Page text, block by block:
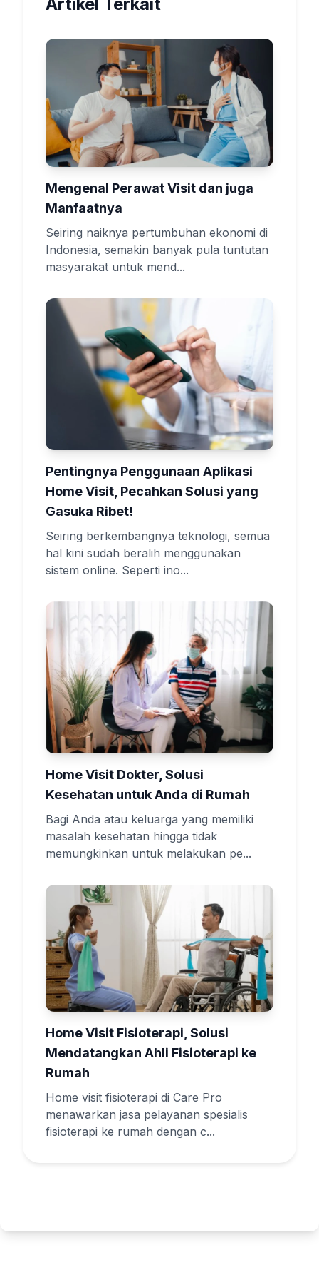
Artikel Terkait
Mengenal Perawat Visit dan juga
Manfaatnya
Seiring naiknya pertumbuhan ekonomi di
Indonesia, semakin banyak pula tuntutan
masyarakat untuk mend...
Pentingnya Penggunaan Aplikasi
Home Visit, Pecahkan Solusi yang
Gasuka Ribet!
Seiring berkembangnya teknologi, semua
hal kini sudah beralih menggunakan
sistem online. Seperti ino...
Home Visit Dokter, Solusi
Kesehatan untuk Anda di Rumah
Bagi Anda atau keluarga yang memiliki
masalah kesehatan hingga tidak
memungkinkan untuk melakukan pe...
Home Visit Fisioterapi, Solusi
Mendatangkan Ahli Fisioterapi ke
Rumah
Home visit fisioterapi di Care Pro
menawarkan jasa pelayanan spesialis
fisioterapi ke rumah dengan c...